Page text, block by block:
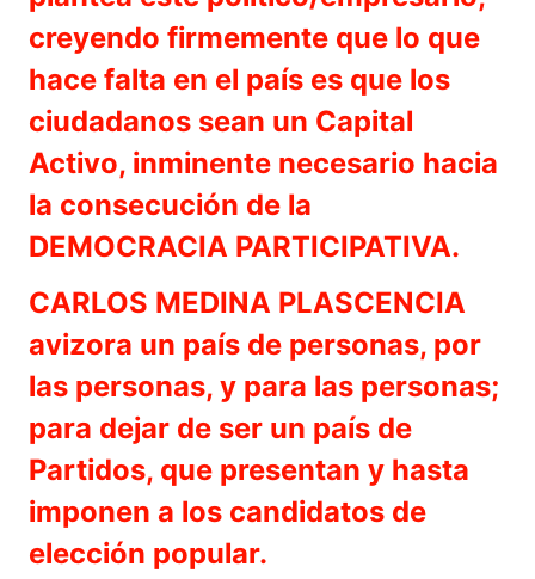
creyendo firmemente que lo que
hace falta en el país es que los
ciudadanos sean un Capital
Activo, inminente necesario hacia
la consecución de la
DEMOCRACIA PARTICIPATIVA.
CARLOS MEDINA PLASCENCIA
avizora un país de personas, por
las personas, y para las personas;
para dejar de ser un país de
Partidos, que presentan y hasta
imponen a los candidatos de
elección popular.